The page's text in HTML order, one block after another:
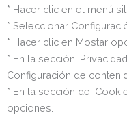
* Hacer clic en el menú
* Seleccionar
* Hacer clic en Mostar
* En la sección
Configuración de
* En la sección de
opciones.